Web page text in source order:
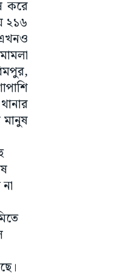
করে
২১৬
মানুষ